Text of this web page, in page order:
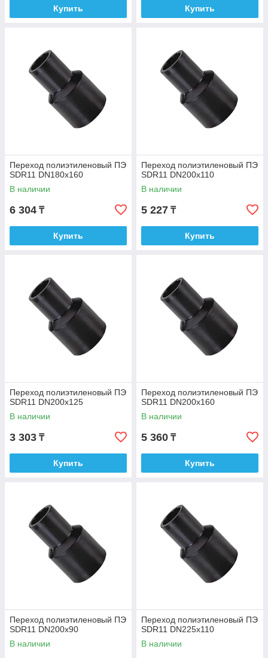
Купить Купить
Переход полиэтиленовый ПЭ
SDR11 DN180х160
В наличии
6 304 ₸
Купить
Переход полиэтиленовый ПЭ
SDR11 DN200х110
В наличии
5 227 ₸
Купить
Переход полиэтиленовый ПЭ
SDR11 DN200х125
В наличии
3 303 ₸
Купить
Переход полиэтиленовый ПЭ
SDR11 DN200х160
В наличии
5 360 ₸
Купить
Переход полиэтиленовый ПЭ
SDR11 DN200х90
В наличии
Переход полиэтиленовый ПЭ
SDR11 DN225х110
В наличии